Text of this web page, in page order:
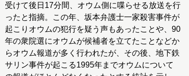
受けて後日17分間、オウム側に喋らせる放送を行
ったと指摘。この年、坂本弁護士一家殺害事件が
起こりオウムの犯行を疑う声もあったことや、90
年の衆院選にオウムが候補者を立てたことなどか
らオウム報道が多く行われたが、その後、地下鉄
サリン事件が起こる1995年までオウムについて